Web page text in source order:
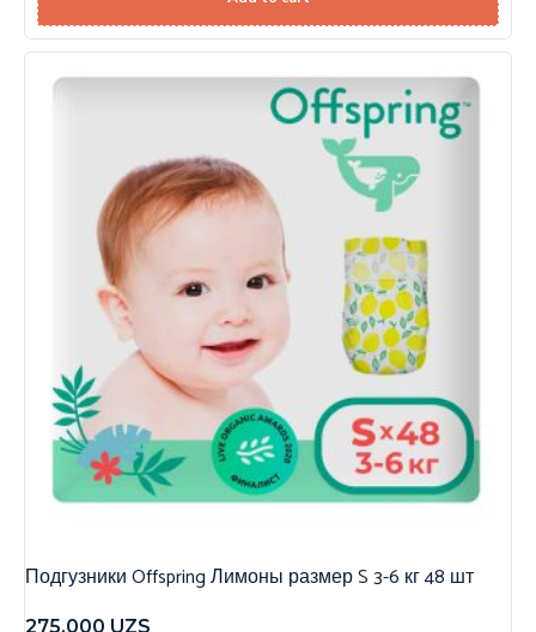
Подгузники Offspring Лимоны размер S 3-6 кг 48 шт
275,000 UZS